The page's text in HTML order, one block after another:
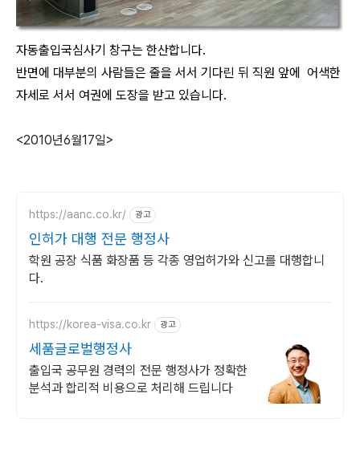
자동출입국심사기 창구는 한산합니다.
반면에 대부분의 사람들은 줄을 서서 기다린 뒤 직원 앞에 어색한
자세로 서서 여권에 도장을 받고 있습니다.
<2010년6월17일>
https://aanc.co.kr/ 광고
인허가 대행 전문 행정사
학원 공장 식품 화장품 등 각종 영업허가와 신고를 대행합니
다.
https://korea-visa.co.kr 광고
세품글로벌행정사
출입국 공무원 경력의 전문 행정사가 정확한
분석과 합리적 비용으로 처리해 드립니다